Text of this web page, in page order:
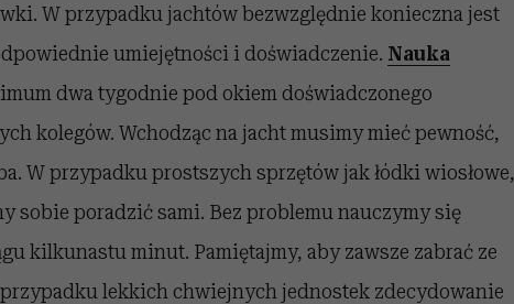
W przypadku jachtów bezwzględnie konieczna jest
umiejętności i doświadczenie. Nauka
dwa tygodnie pod okiem doświadczonego
kolegów. Wchodząc na jacht musimy mieć pewność,
W przypadku prostszych sprzętów jak łódki wiosłowe,
sobie poradzić sami. Bez problemu nauczymy się
kilkunastu minut. Pamiętajmy, aby zawsze zabrać ze
lekkich chwiejnych jednostek zdecydowanie